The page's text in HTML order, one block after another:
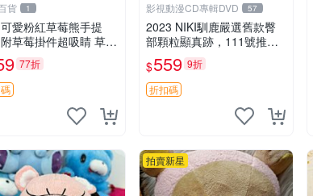
貨 1
愛粉紅草莓熊手提
草莓掛件超吸睛 草莓
提包 草莓掛件 可愛port
77折
影視動漫CD專輯DVD 57
2023 NIKI馴鹿嚴選舊款臀
部顆粒顯真跡，111號推薦
珍藏品 馴鹿 舊款 尾巴顆粒
$559 9折
折扣碼
拍賣新星